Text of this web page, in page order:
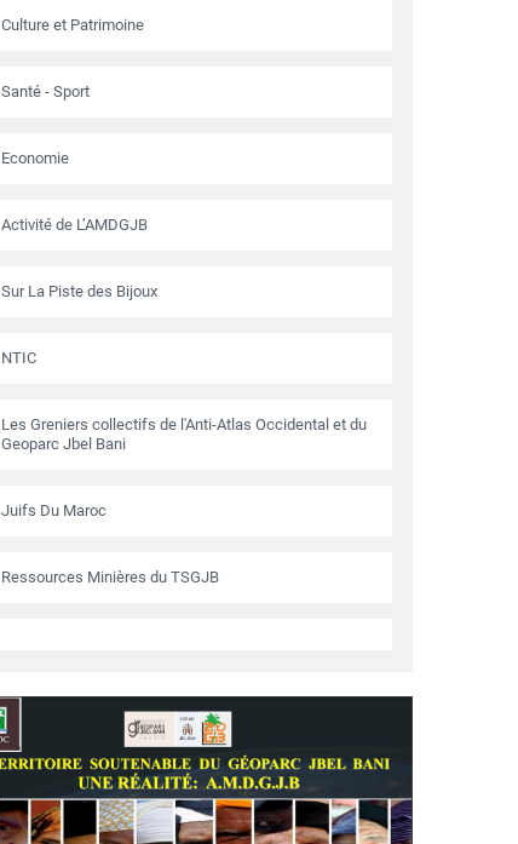
Culture et Patrimoine
Santé - Sport
Economie
Activité de L’AMDGJB
Sur La Piste des Bijoux
NTIC
Les Greniers collectifs de l'Anti-Atlas Occidental et du
Geoparc Jbel Bani
Juifs Du Maroc
Ressources Minières du TSGJB